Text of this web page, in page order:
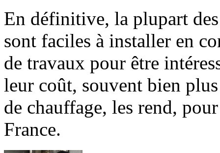
En définitive, la plupart
sont faciles à installer en
de travaux pour être
leur coût, souvent bien
de chauffage, les rend,
France.